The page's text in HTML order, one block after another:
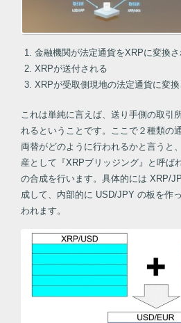
金融機関が法定通貨をXRPに変換さ
XRPが送付される
XRPが受取側現地の法定通貨に変
これは単純に言えば、送り手側の取引
れるということです。ここで２種類の
両替がどのように行われるかと言うと
産として『XRPブリッジング』と呼ば
の合成を行います。具体的には XRP/
成して、内部的に USD/JPY の板を作
われます。